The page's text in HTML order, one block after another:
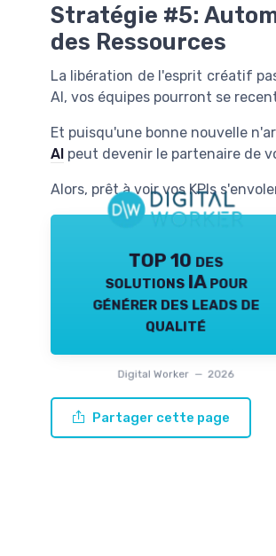
Stratégie #5:
des Ressources
La libération de l'esprit créatif
AI, vos équipes pourront se
Et puisqu'une bonne nouvelle
AI peut devenir le partenaire de
Alors, prêt à voir vos KPIs
TOP 10 des
solutions IA pour
générer des leads de
qualité
Digital Worker — 2026
Partager cette page